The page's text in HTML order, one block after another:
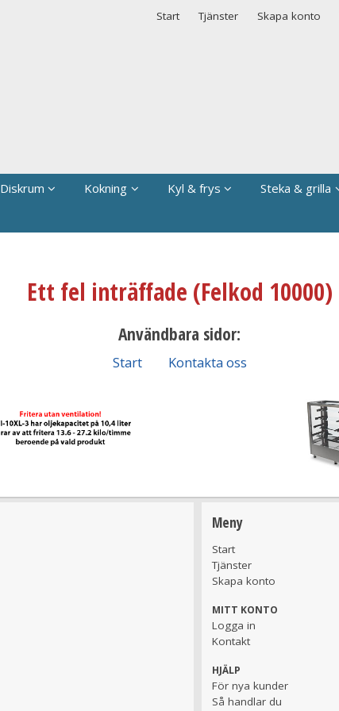
Start Tjänster Skapa konto
Diskrum Kokning Kyl & frys Steka & grilla
Ett fel inträffade (Felkod 10000)
Användbara sidor:
Start Kontakta oss
Meny
Start
Tjänster
Skapa konto
MITT KONTO
Logga in
Kontakt
HJÄLP
För nya kunder
Så handlar du